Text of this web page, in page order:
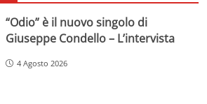
“Odio” è il nuovo singolo di
Giuseppe Condello – L’intervista
4 Agosto 2026